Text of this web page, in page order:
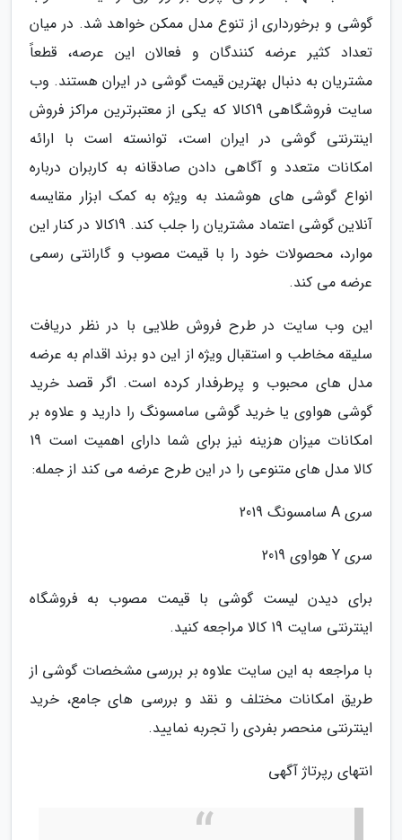
گوشی و برخورداری از تنوع مدل ممکن خواهد شد. در میان
تعداد کثیر عرضه کنندگان و فعالان این عرصه، قطعاً
مشتریان به دنبال بهترین قیمت گوشی در ایران هستند. وب
سایت فروشگاهی 19کالا که یکی از معتبرترین مراکز فروش
اینترنتی گوشی در ایران است، توانسته است با ارائه
امکانات متعدد و آگاهی دادن صادقانه به کاربران درباره
انواع گوشی های هوشمند به ویژه به کمک ابزار مقایسه
آنلاین گوشی اعتماد مشتریان را جلب کند. 19کالا در کنار این
موارد، محصولات خود را با قیمت مصوب و گارانتی رسمی
عرضه می کند.
این وب سایت در طرح فروش طلایی با در نظر دریافت
سلیقه مخاطب و استقبال ویژه از این دو برند اقدام به عرضه
مدل های محبوب و پرطرفدار کرده است. اگر قصد خرید
گوشی هواوی یا خرید گوشی سامسونگ را دارید و علاوه بر
امکانات میزان هزینه نیز برای شما دارای اهمیت است 19
کالا مدل های متنوعی را در این طرح عرضه می کند از جمله:
سری A سامسونگ 2019
سری Y هواوی 2019
برای دیدن لیست گوشی با قیمت مصوب به فروشگاه
اینترنتی سایت 19 کالا مراجعه کنید.
با مراجعه به این سایت علاوه بر بررسی مشخصات گوشی از
طریق امکانات مختلف و نقد و بررسی های جامع، خرید
اینترنتی منحصر بفردی را تجربه نمایید.
انتهای رپرتاژ آگهی